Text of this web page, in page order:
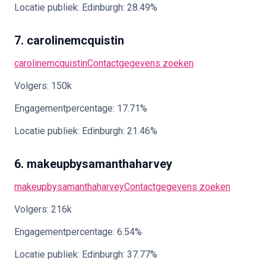
Locatie publiek: Edinburgh: 28.49%
7. carolinemcquistin
carolinemcquistinContactgegevens zoeken
Volgers: 150k
Engagementpercentage: 17.71%
Locatie publiek: Edinburgh: 21.46%
6. makeupbysamanthaharvey
makeupbysamanthaharveyContactgegevens zoeken
Volgers: 216k
Engagementpercentage: 6.54%
Locatie publiek: Edinburgh: 37.77%